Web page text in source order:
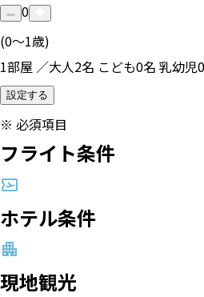
0
(0〜1歳)
1部屋 ／大人2名 こども0名 乳幼児
設定する
※ 必須項目
フライト条件
ホテル条件
現地観光